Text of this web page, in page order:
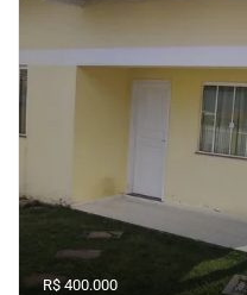
R$ 400.000